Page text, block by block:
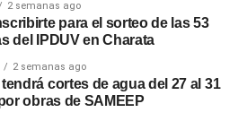
2 semanas ago
para el sorteo de las 53
del IPDUV en Charata
2 semanas ago
cortes de agua del 27 al 31
obras de SAMEEP